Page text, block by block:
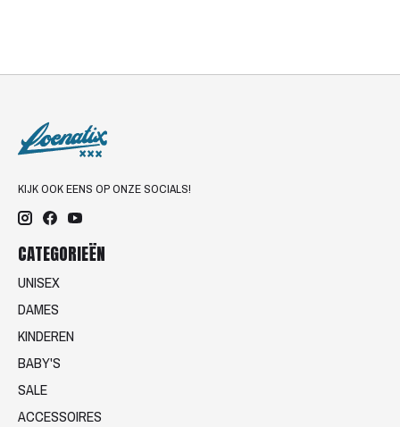
KIJK OOK EENS OP ONZE SOCIALS!
CATEGORIEËN
UNISEX
DAMES
KINDEREN
BABY'S
SALE
ACCESSOIRES